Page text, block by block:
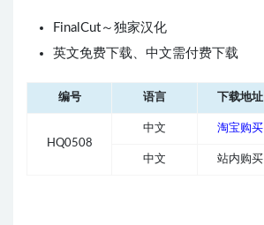
FinalCut～独家汉化
英文免费下载、中文需付费下载
编号 语言 下载地址
HQ0508
中文 淘宝购买
中文 站内购买